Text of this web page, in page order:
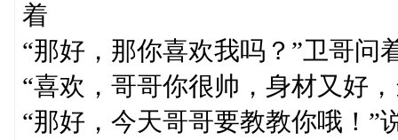
着
“那好，那你喜欢我吗？”卫哥问
“喜欢，哥哥你很帅，身材又好
“那好，今天哥哥要教教你哦！”